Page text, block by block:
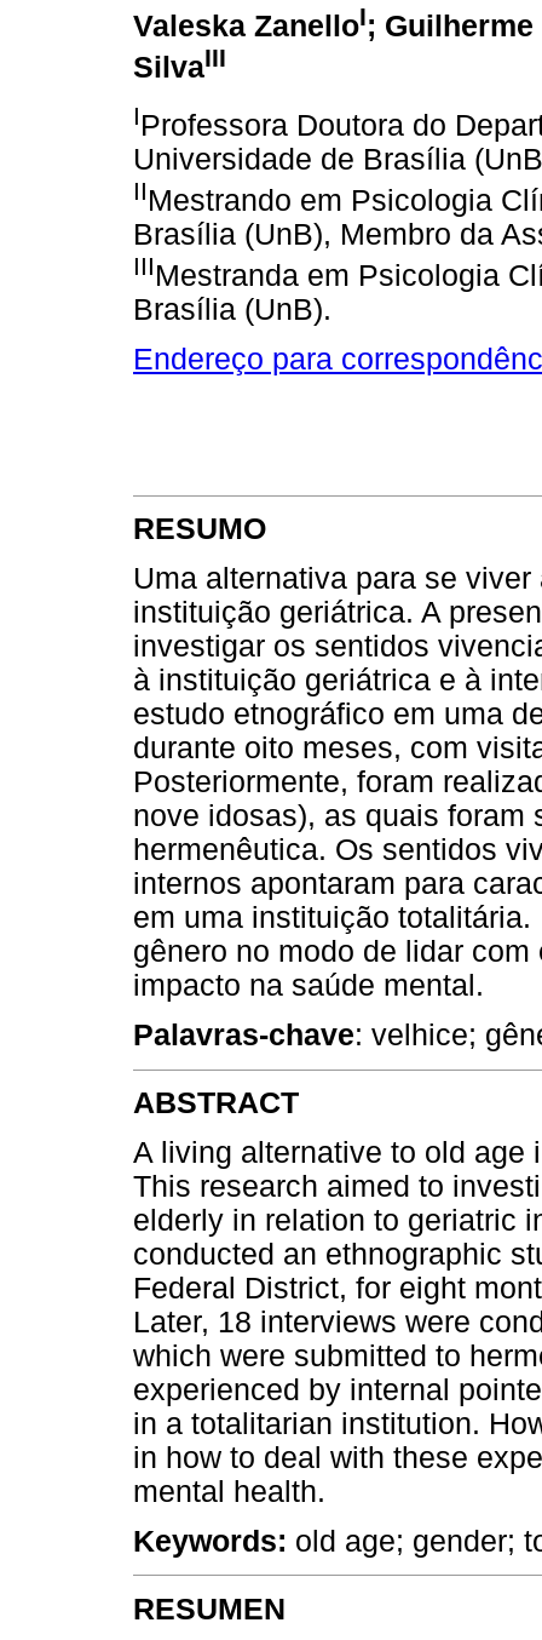
Valeska ZanelloI;
SilvaIII
IProfessora Doutora do
Universidade de Brasília
IIMestrando em Psicologia
Brasília (UnB), Membro da
IIIMestranda em Psicologia
Brasília (UnB).
Endereço para
RESUMO
Uma alternativa para se
instituição geriátrica. A
investigar os sentidos
à instituição geriátrica e à
estudo etnográfico em uma
durante oito meses, com
Posteriormente, foram
nove idosas), as quais foram
hermenêutica. Os sentidos
internos apontaram para
em uma instituição
gênero no modo de lidar
impacto na saúde mental.
Palavras-chave: velhice;
ABSTRACT
A living alternative to old age
This research aimed to
elderly in relation to geriatric
conducted an ethnographic
Federal District, for eight
Later, 18 interviews were
which were submitted to
experienced by internal
in a totalitarian institution.
in how to deal with these
mental health.
Keywords: old age; gender;
RESUMEN